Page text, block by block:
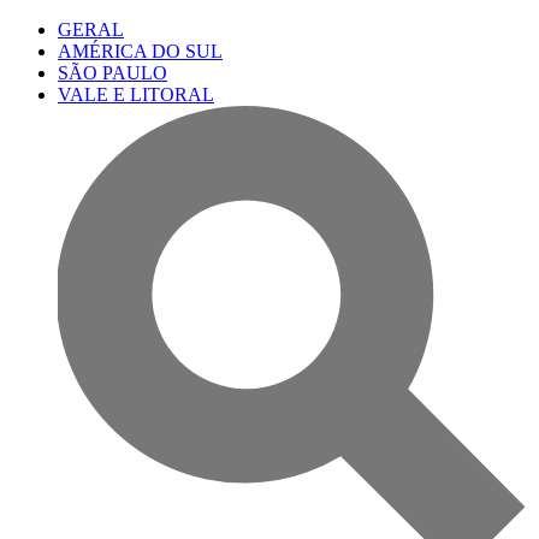
GERAL
AMÉRICA DO SUL
SÃO PAULO
VALE E LITORAL